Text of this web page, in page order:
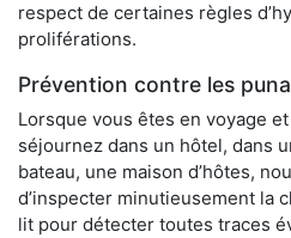
respect de certaines règles
proliférations.
Prévention contre les
Lorsque vous êtes en voyage
séjournez dans un hôtel, dans
bateau, une maison d’hôtes,
d’inspecter minutieusement la
lit pour détecter toutes traces